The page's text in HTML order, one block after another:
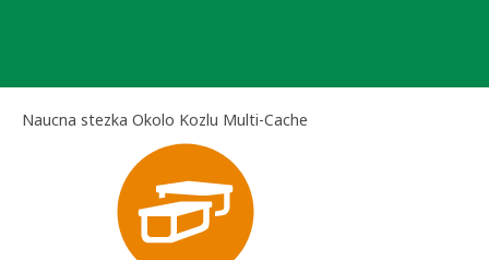
Naucna stezka Okolo Kozlu Multi-Cache